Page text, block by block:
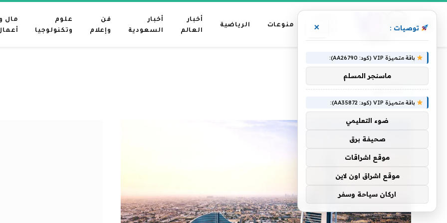
رئيسية
منوعات الرياضية
أخبار
العالم
أخبار
السعودية
فن
وإعلام
علوم
وتكنولوجيا
مال و
الرئيسية » والرياح
والرياح
توصيات : ×
باقة متميزة VIP (كود: AA26790):
ماسنجر المسلم
باقة متميزة VIP (كود: AA35872):
ضوء التعليمي
صحيفة برق
موقع اشراقات
موقع اشراق اون لاين
اركان سياحة وسفر